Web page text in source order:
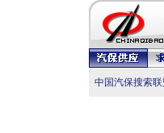
中国汽保搜索联